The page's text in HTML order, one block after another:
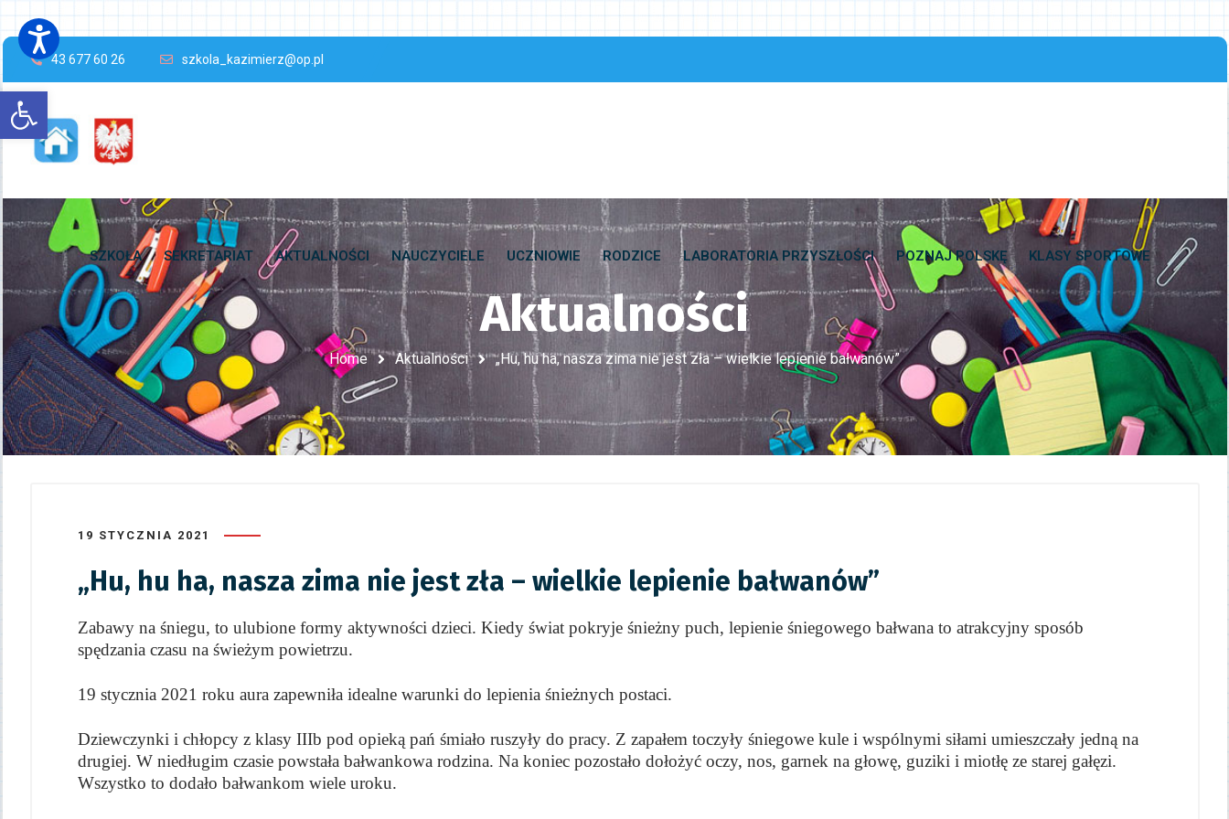
Open toolbar
43 677 60 26 szkola_kazimierz@op.pl
SZKOŁA SEKRETARIAT AKTUALNOŚCI NAUCZYCIELE UCZNIOWIE RODZICE LABORATORIA PRZYSZŁOŚCI POZNAJ POLSKĘ KLASY SPORTOWE
Aktualności
Home Aktualności „Hu, hu ha, nasza zima nie jest zła – wielkie lepienie bałwanów”
19 STYCZNIA 2021
„Hu, hu ha, nasza zima nie jest zła – wielkie lepienie bałwanów”
Zabawy na śniegu, to ulubione formy aktywności dzieci. Kiedy świat pokryje śnieżny puch, lepienie śniegowego bałwana to atrakcyjny sposób
spędzania czasu na świeżym powietrzu.
19 stycznia 2021 roku aura zapewniła idealne warunki do lepienia śnieżnych postaci.
Dziewczynki i chłopcy z klasy IIIb pod opieką pań śmiało ruszyły do pracy. Z zapałem toczyły śniegowe kule i wspólnymi siłami umieszczały jedną na
drugiej. W niedługim czasie powstała bałwankowa rodzina. Na koniec pozostało dołożyć oczy, nos, garnek na głowę, guziki i miotłę ze starej gałęzi.
Wszystko to dodało bałwankom wiele uroku.